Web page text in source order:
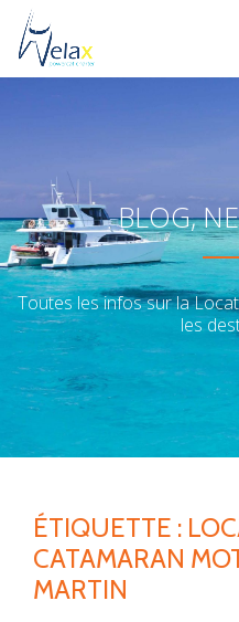
Aller
au
BLOG,
Toutes les infos sur la
les
ÉTIQUETTE :
CATAMARAN
MARTIN